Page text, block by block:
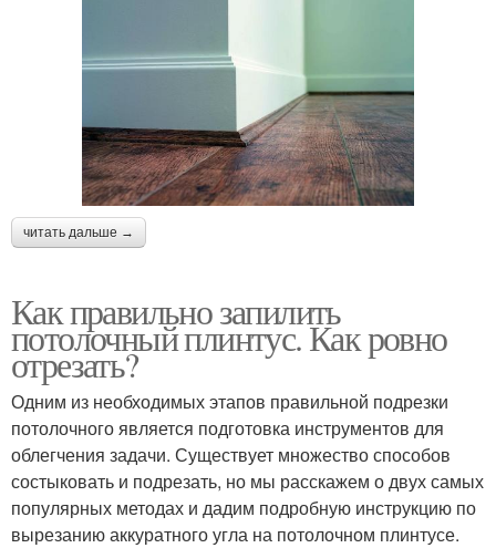
читать дальше →
Как правильно запилить
потолочный плинтус. Как ровно
отрезать?
Одним из необходимых этапов правильной подрезки
потолочного является подготовка инструментов для
облегчения задачи. Существует множество способов
состыковать и подрезать, но мы расскажем о двух самых
популярных методах и дадим подробную инструкцию по
вырезанию аккуратного угла на потолочном плинтусе.